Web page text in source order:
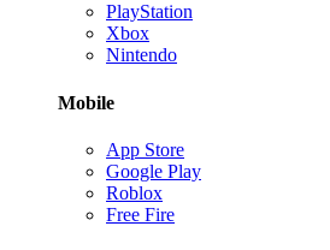
PlayStation
Xbox
Nintendo
Mobile
App Store
Google Play
Roblox
Free Fire